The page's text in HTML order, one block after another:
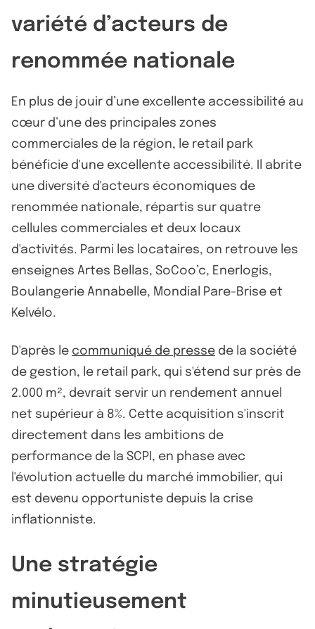
variété d’acteurs de
renommée nationale
En plus de jouir d’une excellente accessibilité au
cœur d’une des principales zones
commerciales de la région, le retail park
bénéficie d'une excellente accessibilité. Il abrite
une diversité d'acteurs économiques de
renommée nationale, répartis sur quatre
cellules commerciales et deux locaux
d'activités. Parmi les locataires, on retrouve les
enseignes Artes Bellas, SoCoo’c, Enerlogis,
Boulangerie Annabelle, Mondial Pare-Brise et
Kelvélo.
D'après le communiqué de presse de la société
de gestion, le retail park, qui s'étend sur près de
2.000 m², devrait servir un rendement annuel
net supérieur à 8%. Cette acquisition s'inscrit
directement dans les ambitions de
performance de la SCPI, en phase avec
l'évolution actuelle du marché immobilier, qui
est devenu opportuniste depuis la crise
inflationniste.
Une stratégie
minutieusement